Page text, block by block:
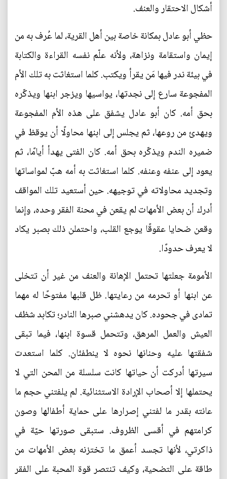
أشكال الاحتقار والعنف.
حظي أبو عادل بمكانة خاصة بين أهل القرية، لما عُرف به من
إيمان واستقامة ونزاهة، ولأنه علّم نفسه القراءة والكتابة
في بيئة ندر فيها مَن يقرأ ويكتب. كلما استغاثت به تلك الأم
المفجوعة سارع إلى نجدتها، يواسيها ويزجر ابنها ويذكّره
بحق أمه. كان أبو عادل يشفق على هذه الأم المفجوعة
ويهدئ من روعها، ثم يجلس إلى ابنها محاولًا أن يوقظ في
ضميره الندم ويذكّره بحق أمه. كان الفتى يهدأ أيامًا، ثم
يعود إلى عنفه وعنفه. كلما استغاثت به أمه هبّ لمواساتها
وتجديد محاولاته في توجيهه. حين أستعيد تلك المواقف
أدرك أن بعض الأمهات لم يقعن في محنة الفقر وحده، وإنما
وقعن ضحايا عقوقًا يوجع القلب، واحتملن ذلك بصبر يكاد
لا يعرف حدودًا.
الأمومة جعلتها تحتمل الإهانة والعنف من غير أن تتخلى
عن ابنها أو تحرمه من رعايتها. ظل قلبها مفتوحًا له مهما
تمادى في جحوده. كان يدهشني صبرها النادر؛ تكابد شظف
العيش والعمل المرهق، وتتحمل قسوة ابنها، فيما تبقى
شفقتها عليه وحنانها نحوه لا ينطفئان. كلما استعدت
سيرتها أدركت أن حياتها كانت سلسلة من المحن التي لا
يحتملها إلا أصحاب الإرادة الاستثنائية. لم يلفتني حجم ما
عانته بقدر ما لفتني إصرارها على حماية أطفالها وصون
كرامتهم في أقسى الظروف. ستبقى صورتها حيّة في
ذاكرتي، لأنها تجسد أعمق ما تختزنه بعض الأمهات من
طاقة على التضحية، وكيف تنتصر قوة المحبة على الفقر